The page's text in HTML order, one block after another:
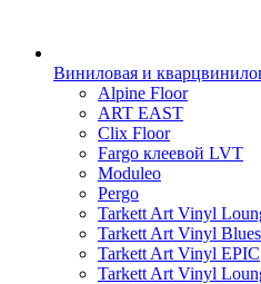
Виниловая и
Alpine Floor
ART EAST
Clix Floor
Fargo клеевой LVT
Moduleo
Pergo
Tarkett Art Vinyl
Tarkett Art Vinyl Blues
Tarkett Art Vinyl EPIC
Tarkett Art Vinyl